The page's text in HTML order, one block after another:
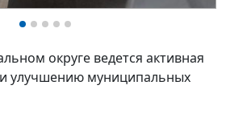
округе ведется активная
улучшению муниципальных